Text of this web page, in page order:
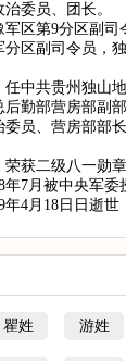
委员、团长。
区第9分区副司
分区副司令员，
中共贵州独山
勤部营房部副
员、营房部部
荣获二级八一勋
年7月被中央军
4月18日日逝世
瞿姓 游姓